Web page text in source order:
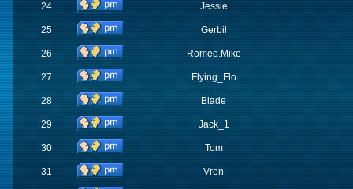
24 Jessie
25 Gerbil
26 Romeo.Mike
27 Flying_Flo
28 Blade
29 Jack_1
30 Tom
31 Vren